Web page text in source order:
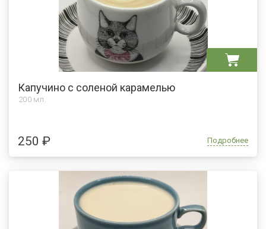
Капучино с соленой карамелью
200 мл.
250 ₽ Подробнее